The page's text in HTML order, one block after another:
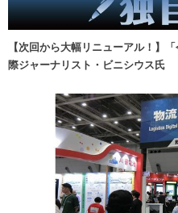
【次回から大幅リニューアル！】
際ジャーナリスト・ビニシウス氏